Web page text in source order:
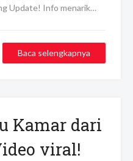
Update! Info menarik…
Baca selengkapnya
Kamar dari
viral!